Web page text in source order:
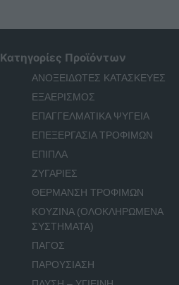
Κατηγορίες Προϊόντων
ΑΝΟΞΕΙΔΩΤΕΣ ΚΑΤΑΣΚΕΥΕΣ
ΕΞΑΕΡΙΣΜΟΣ
ΕΠΑΓΓΕΛΜΑΤΙΚΑ ΨΥΓΕΙΑ
ΕΠΕΞΕΡΓΑΣΙΑ ΤΡΟΦΙΜΩΝ
ΕΠΙΠΛΑ
ΖΥΓΑΡΙΕΣ
ΘΕΡΜΑΝΣΗ ΤΡΟΦΙΜΩΝ
ΚΟΥΖΙΝΑ (ΟΛΟΚΛΗΡΩΜΕΝΑ
ΣΥΣΤΗΜΑΤΑ)
ΠΑΓΟΣ
ΠΑΡΟΥΣΙΑΣΗ